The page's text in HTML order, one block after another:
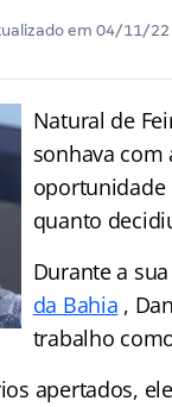
em 04/11/22
Natural de
sonhava com
oportunidade
quanto
Durante a
da Bahia ,
trabalho
apertados,